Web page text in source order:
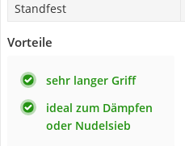
Standfest
Vorteile
sehr langer Griff
ideal zum Dämpfen
oder Nudelsieb